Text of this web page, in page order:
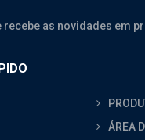
recebe as novidades em
ÁREA